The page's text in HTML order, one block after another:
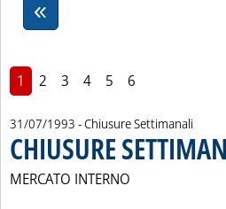
1 2 3 4 5 6
31/07/1993 - Chiusure Settimanali
CHIUSURE
MERCATO INTERNO